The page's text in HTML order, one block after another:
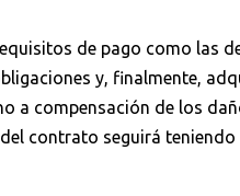
de pago como las
y, finalmente,
a compensación de los
contrato seguirá